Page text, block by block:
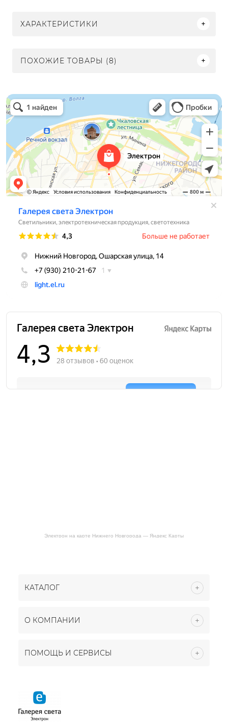
ХАРАКТЕРИСТИКИ
ПОХОЖИЕ ТОВАРЫ (8)
Электрон
Светильники в Нижнем Новгороде
Электротехническая продукция в Нижнем Новгороде
Электрон на карте Нижнего Новгорода — Яндекс Карты
КАТАЛОГ
О КОМПАНИИ
ПОМОЩЬ И СЕРВИСЫ